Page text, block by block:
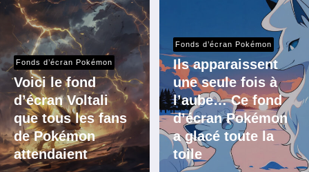
Fonds d’écran Pokémon
Voici le fond
d’écran Voltali
que tous les fans
de Pokémon
attendaient
Fonds d’écran Pokémon
Ils apparaissent
une seule fois à
l’aube… Ce fond
d’écran Pokémon
a glacé toute la
toile